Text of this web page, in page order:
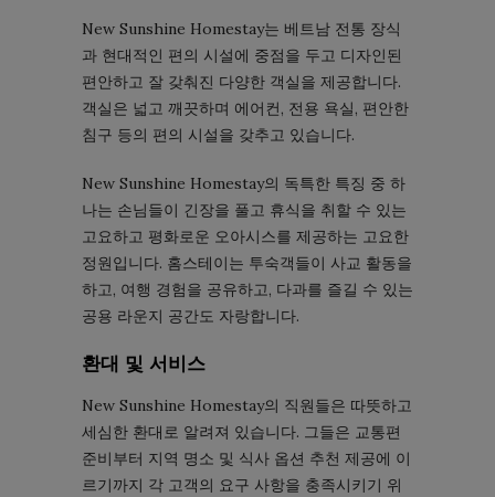
New Sunshine Homestay는 베트남 전통 ​​장식
과 현대적인 편의 시설에 중점을 두고 디자인된
편안하고 잘 갖춰진 다양한 객실을 제공합니다.
객실은 넓고 깨끗하며 에어컨, 전용 욕실, 편안한
침구 등의 편의 시설을 갖추고 있습니다.
New Sunshine Homestay의 독특한 특징 중 하
나는 손님들이 긴장을 풀고 휴식을 취할 수 있는
고요하고 평화로운 오아시스를 제공하는 고요한
정원입니다. 홈스테이는 투숙객들이 사교 활동을
하고, 여행 경험을 공유하고, 다과를 즐길 수 있는
공용 라운지 공간도 자랑합니다.
환대 및 서비스
New Sunshine Homestay의 직원들은 따뜻하고
세심한 환대로 알려져 있습니다. 그들은 교통편
준비부터 지역 명소 및 식사 옵션 추천 제공에 이
르기까지 각 고객의 요구 사항을 충족시키기 위